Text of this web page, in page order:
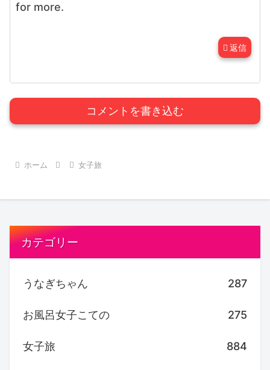
for more.
返信
コメントを書き込む
ホーム 女子旅
カテゴリー
うなぎちゃん 287
お風呂女子こての 275
女子旅 884